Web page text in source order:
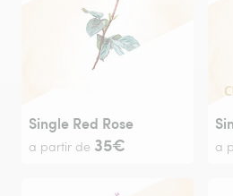
Single Red Rose
a partir de 35€ a